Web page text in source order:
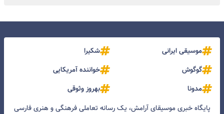
موسیقی ایرانی
شکیرا
گوگوش
خواننده آمریکایی
مدونا
بهروز وثوقی
پایگاه خبری موسیقای آرامش، یک رسانه تعاملی فرهنگی و هنری فارسی